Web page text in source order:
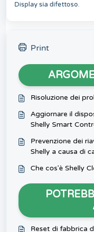
Display sia difettoso.
Print
Risoluzione dei
Aggiornare il
Shelly Smart
Prevenzione dei
Shelly a causa di
Che cos'è Shelly
Reset di fabbrica